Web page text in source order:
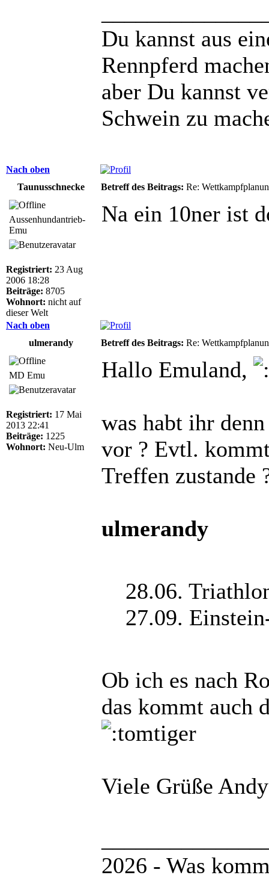
Du kannst aus
Rennpferd
aber Du kannst
Schwein zu
Nach oben
Taunusschnecke
Betreff des Beitrags: Re:
Aussenhundantrieb-
Emu
Registriert: 23 Aug
2006 18:28
Beiträge: 8705
Wohnort: nicht auf
dieser Welt
Na ein 10ner ist
Nach oben
ulmerandy
Betreff des Beitrags: Re:
MD Emu
Registriert: 17 Mai
2013 22:41
Beiträge: 1225
Wohnort: Neu-Ulm
Hallo Emuland,
was habt ihr
vor ? Evtl.
Treffen zustande
ulmerandy
28.06.
27.09.
Ob ich es nach
das kommt auch
Viele Grüße Andy
2026 - Was